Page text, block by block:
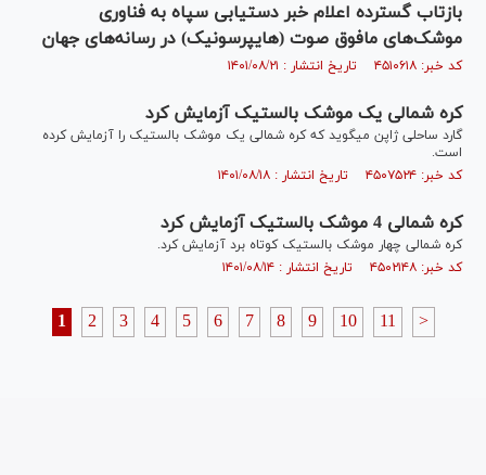
بازتاب گسترده اعلام خبر دستیابی سپاه به فناوری
موشک‌های مافوق صوت (هایپرسونیک) در رسانه‌های جهان
کد خبر: ۴۵۱۰۶۱۸ تاریخ انتشار : ۱۴۰۱/۰۸/۲۱
کره شمالی یک موشک بالستیک آزمایش کرد
گارد ساحلی ژاپن می‎گوید که کره شمالی یک موشک بالستیک را آزمایش کرده
است.
کد خبر: ۴۵۰۷۵۲۴ تاریخ انتشار : ۱۴۰۱/۰۸/۱۸
کره شمالی 4 موشک بالستیک آزمایش کرد
کره شمالی چهار موشک بالستیک کوتاه برد آزمایش کرد.
کد خبر: ۴۵۰۲۱۴۸ تاریخ انتشار : ۱۴۰۱/۰۸/۱۴
1 2 3 4 5 6 7 8 9 10 11 >